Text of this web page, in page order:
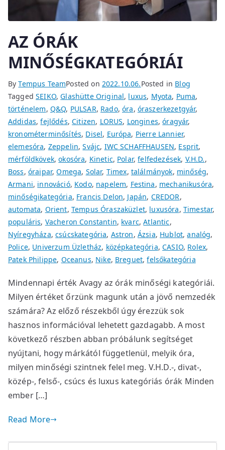
AZ ÓRÁK
MINŐSÉGKATEGÓRIÁI
ByTempus TeamPosted on 2022.10.06.Posted in Blog
TaggedSEIKO,Glashütte Original, luxus, Myota, Puma,
történelem, Q&Q, PULSAR, Rado,óra, óraszerkezetgyár,
Addidas,fejlődés,Citizen, LORUS, Longines,óragyár,
kronométerminősítés, Disel, Európa, Pierre Lannier,
elemesóra, Zeppelin,Svájc, IWC SCHAFFHAUSEN, Esprit,
mérföldkövek,okosóra, Kinetic, Polar,felfedezések, V.H.D.,
Boss, óraipar,Omega, Solar, Timex, találmányok, minőség,
Armani, innováció, Kodo, napelem, Festina, mechanikusóra,
minőségikategória, Francis Delon, Japán, CREDOR,
automata, Orient, Tempus Óraszaküzlet, luxusóra, Timestar,
populáris, Vacheron Constantin, kvarc,Atlantic,
Nyíregyháza,csúcskategória, Astron, Ázsia, Hublot,analóg,
Police, Univerzum Üzletház, középkategória,CASIO, Rolex,
Patek Philippe, Oceanus, Nike, Breguet,felsőkategória
Mindennapi érték Avagy az órák minőségi kategóriái.
Milyen értéket őrzünk magunk után a jövő nemzedék
számára? Az előző részekből úgy érezzük sok
hasznos információval lehetett gazdagabb. A most
következő részben abban próbálunk segítséget
nyújtani, hogy márkától függetlenül, melyik óra,
milyen minőségi szintnek felel meg. V.H.D.-, divat-,
közép-, felső-, csúcs és luxus kategóriás órák Minden
ember […]
Read More